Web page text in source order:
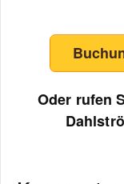
Oder rufen